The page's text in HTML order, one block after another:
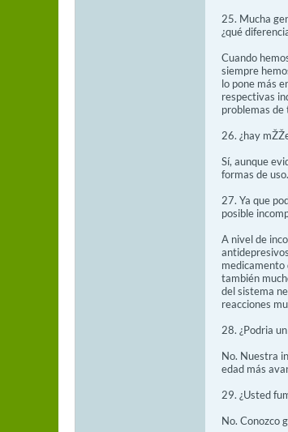
25. Mucha
¿qué
Cuando
siempre
lo pone más
respectivas
problemas de
26. ¿hay
Sí, aunque
formas de uso.
27. Ya que
posible
A nivel de
medicamento
también
del sistema
reacciones
28. ¿Podria
No. Nuestra
edad más
29. ¿Usted
No. Conozco